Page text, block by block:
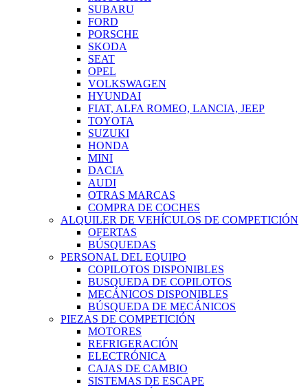
SUBARU
FORD
PORSCHE
SKODA
SEAT
OPEL
VOLKSWAGEN
HYUNDAI
FIAT, ALFA ROMEO, LANCIA, JEEP
TOYOTA
SUZUKI
HONDA
MINI
DACIA
AUDI
OTRAS MARCAS
COMPRA DE COCHES
ALQUILER DE VEHÍCULOS DE COMPETICIÓN
OFERTAS
BÚSQUEDAS
PERSONAL DEL EQUIPO
COPILOTOS DISPONIBLES
BUSQUEDA DE COPILOTOS
MECÁNICOS DISPONIBLES
BÚSQUEDA DE MECÁNICOS
PIEZAS DE COMPETICIÓN
MOTORES
REFRIGERACIÓN
ELECTRÓNICA
CAJAS DE CAMBIO
SISTEMAS DE ESCAPE